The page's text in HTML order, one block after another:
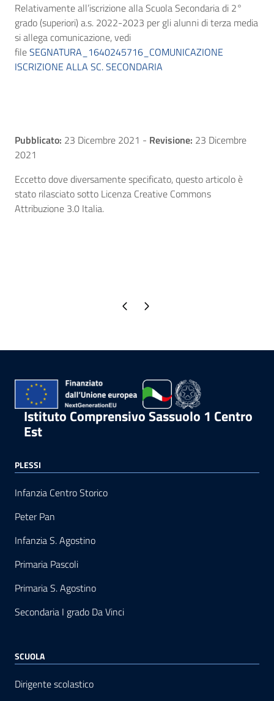
Relativamente all’iscrizione alla Scuola Secondaria di 2°
grado (superiori) a.s. 2022-2023 per gli alunni di terza media
si allega comunicazione, vedi
fileSEGNATURA_1640245716_COMUNICAZIONE
ISCRIZIONE ALLA SC. SECONDARIA
Pubblicato: 23 Dicembre 2021 - Revisione: 23 Dicembre
2021
Eccetto dove diversamente specificato, questo articolo è
stato rilasciato sotto Licenza Creative Commons
Attribuzione 3.0 Italia.
Pagina precedente
Pagina successiva
Istituto Comprensivo Sassuolo 1 Centro
Est
PLESSI
Infanzia Centro Storico
Peter Pan
Infanzia S. Agostino
Primaria Pascoli
Primaria S. Agostino
Secondaria I grado Da Vinci
SCUOLA
Dirigente scolastico